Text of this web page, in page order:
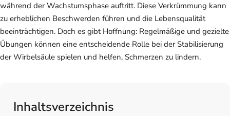
während der Wachstumsphase auftritt. Diese Verkrümmung kann
zu erheblichen Beschwerden führen und die Lebensqualität
beeinträchtigen. Doch es gibt Hoffnung: Regelmäßige und gezielte
Übungen können eine entscheidende Rolle bei der Stabilisierung
der Wirbelsäule spielen und helfen, Schmerzen zu lindern.
Inhaltsverzeichnis